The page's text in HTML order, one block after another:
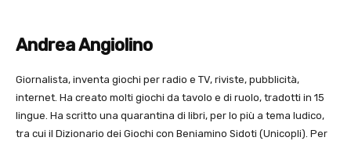
Andrea Angiolino
Giornalista, inventa giochi per radio e TV, riviste, pubblicità,
internet. Ha creato molti giochi da tavolo e di ruolo, tradotti in 15
lingue. Ha scritto una quarantina di libri, per lo più a tema ludico,
tra cui il Dizionario dei Giochi con Beniamino Sidoti (Unicopli). Per